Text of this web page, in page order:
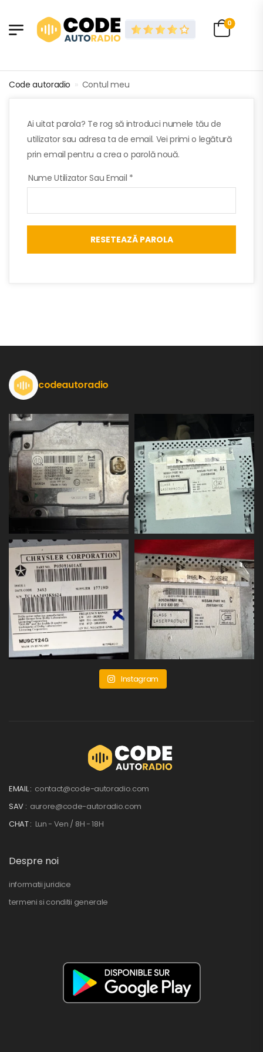
0
Code autoradio » Contul meu
Ai uitat parola? Te rog să introduci numele tău de
utilizator sau adresa ta de email. Vei primi o legătură
prin email pentru a crea o parolă nouă.
Nume Utilizator Sau Email *
RESETEAZĂ PAROLA
codeautoradio
Instagram
EMAIL : contact@code-autoradio.com
SAV : aurore@code-autoradio.com
CHAT : Lun - Ven / 8H - 18H
Despre noi
informatii juridice
termeni si conditii generale